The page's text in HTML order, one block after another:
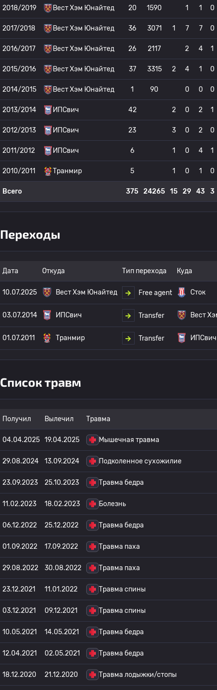
2018/2019 Вест Хэм Юнайтед 20 1590 1 1 0
2017/2018 Вест Хэм Юнайтед 36 3071 1 7 7 0
2016/2017 Вест Хэм Юнайтед 26 2117 2 4 1
2015/2016 Вест Хэм Юнайтед 37 3315 2 4 1 0
2014/2015 Вест Хэм Юнайтед 1 90 0 0 0
2013/2014 ИПСвич 42 2 0 2 1
2012/2013 ИПСвич 23 3 0 2 0
2011/2012 ИПСвич 6 1 0 4 1
2010/2011 Транмир 5 1 0 1 0
Всего 375 24265 15 29 43 3
Переходы
Дата Откуда Тип перехода Куда
10.07.2025 Вест Хэм Юнайтед Free agent Сток
03.07.2014 ИПСвич Transfer Вест
01.07.2011 Транмир Transfer ИПСвич
Список травм
Получил Вылечил Травма
04.04.2025 19.04.2025 Мышечная травма
29.08.2024 13.09.2024 Подколенное сухожилие
23.09.2023 25.10.2023 Травма бедра
11.02.2023 18.02.2023 Болезнь
06.12.2022 25.12.2022 Травма бедра
01.09.2022 17.09.2022 Травма паха
29.08.2022 30.08.2022 Травма паха
23.12.2021 11.01.2022 Травма спины
03.12.2021 09.12.2021 Травма спины
10.05.2021 14.05.2021 Травма бедра
12.04.2021 02.05.2021 Травма бедра
18.12.2020 21.12.2020 Травма лодыжки/стопы